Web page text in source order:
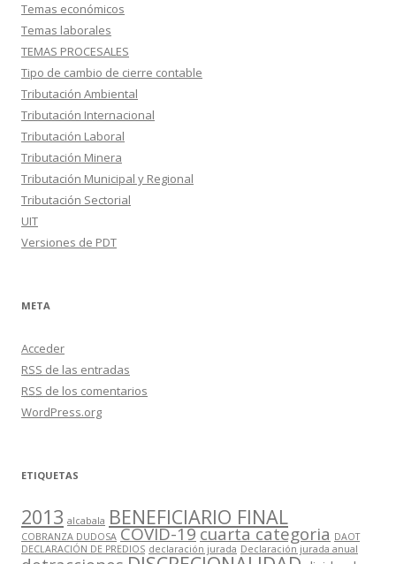
Temas económicos
Temas laborales
TEMAS PROCESALES
Tipo de cambio de cierre contable
Tributación Ambiental
Tributación Internacional
Tributación Laboral
Tributación Minera
Tributación Municipal y Regional
Tributación Sectorial
UIT
Versiones de PDT
META
Acceder
RSS de las entradas
RSS de los comentarios
WordPress.org
ETIQUETAS
2013 alcabala BENEFICIARIO FINAL
COBRANZA DUDOSA COVID-19cuarta categoria DAOT
DECLARACIÓN DE PREDIOS declaración jurada Declaración jurada anual